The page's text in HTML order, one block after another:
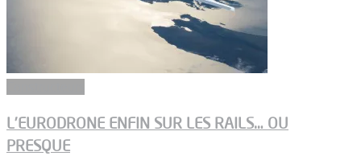
L’EURODRONE ENFIN SUR LES RAILS… OU
PRESQUE